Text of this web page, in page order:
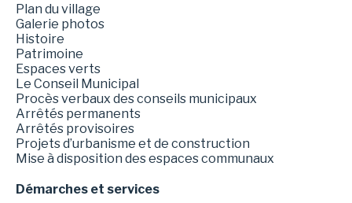
Plan du village
Galerie photos
Histoire
Patrimoine
Espaces verts
Le Conseil Municipal
Procès verbaux des conseils municipaux
Arrêtés permanents
Arrêtés provisoires
Projets d’urbanisme et de construction
Mise à disposition des espaces communaux
Démarches et services